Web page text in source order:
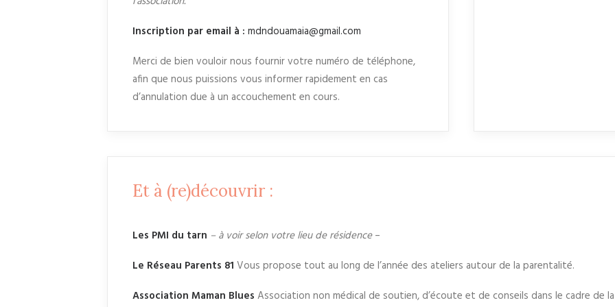
Inscription par email à : mdndouamaia@gmail.com
Merci de bien vouloir nous fournir votre numéro de téléphone,
afin que nous puissions vous informer rapidement en cas
d’annulation due à un accouchement en cours.
Et à (re)découvrir :
Les PMI du tarn – à voir selon votre lieu de résidence–
Le Réseau Parents 81 Vous propose tout au long de l’année des ateliers autour de la parentalité.
Association Maman Blues Association non médical de soutien, d’écoute et de conseils dans le cadre de